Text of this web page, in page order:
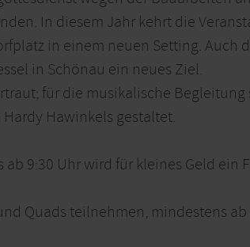
In diesem Jahr kehrt die
in einem neuen Setting. Auch
in Schönau ein neues Ziel.
für die musikalische
Hawinkels gestaltet.
9:30 Uhr wird für kleines Geld ein
Quads teilnehmen, mindestens